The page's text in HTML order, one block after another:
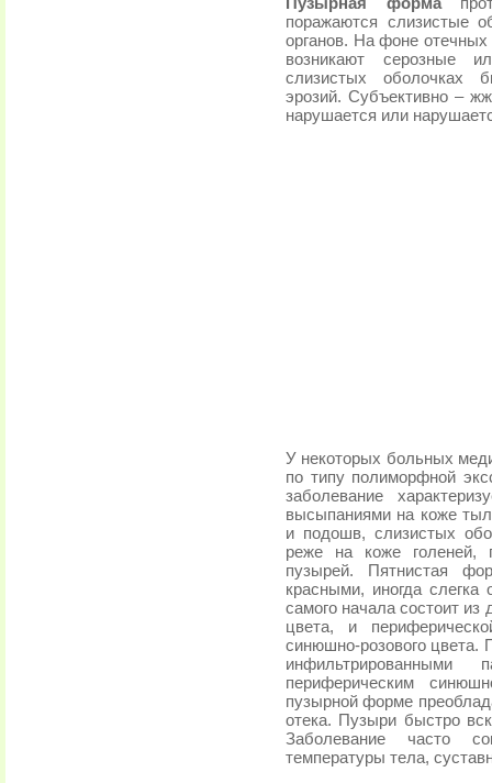
поражаются слизистые
органов. На фоне отечных
возникают серозные
слизистых оболочках
эрозий. Субъективно –
нарушается или
У некоторых больных
по типу полиморфной
заболевание
высыпаниями на коже
и подошв, слизистых
реже на коже голеней,
пузырей. Пятнистая
красными, иногда
самого начала состоит из
цвета, и
синюшно-розового цвета.
периферическим
пузырной форме
отека. Пузыри быстро
Заболевание часто
температуры тела,